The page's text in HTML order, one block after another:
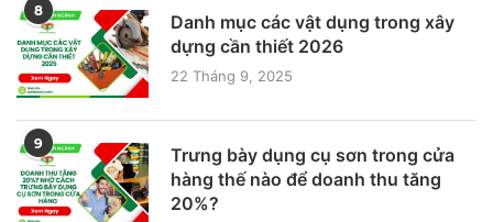
8
Danh mục các vật dụng trong xây
dựng cần thiết 2026
22 Tháng 9, 2025
9
Trưng bày dụng cụ sơn trong cửa
hàng thế nào để doanh thu tăng
20%?